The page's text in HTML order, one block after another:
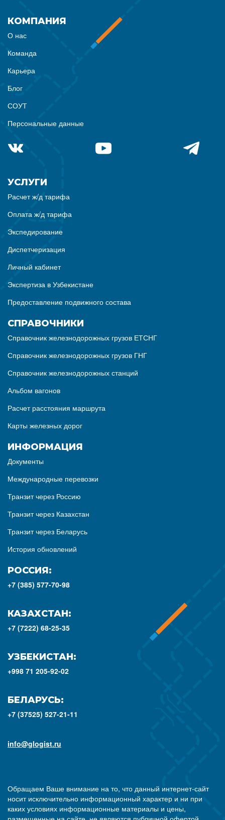
КОМПАНИЯ
О нас
Команда
Карьера
Блог
СОУТ
Персональные данные
УСЛУГИ
Расчет ж/д тарифа
Оплата ж/д тарифа
Экспедирование
Диспетчеризация
Личный кабинет
Экспертиза в Узбекистане
Предоставление подвижного состава
СПРАВОЧНИКИ
Справочник железнодорожных грузов ЕТСНГ
Справочник железнодорожных грузов ГНГ
Справочник железнодорожных станций
Альбом вагонов
Расчет расстояния маршрута
Карты железных дорог
ИНФОРМАЦИЯ
Документы
Международные перевозки
Транзит через Россию
Транзит через Казахстан
Транзит через Беларусь
История обновлений
РОССИЯ:
+7 (385) 577-70-98
КАЗАХСТАН:
+7 (7222) 68-25-35
УЗБЕКИСТАН:
+998 71 205-92-02
БЕЛАРУСЬ:
+7 (37525) 527-21-11
info@glogist.ru
Обращаем Ваше внимание на то, что данный интернет-сайт
носит исключительно информационный характер и ни при
каких условиях информационные материалы и цены,